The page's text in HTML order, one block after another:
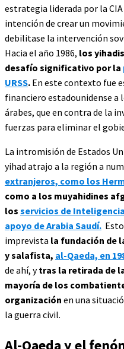
estrategia liderada por la
intención de crear un
debilitase la intervención
Hacia el año 1986, los
desafío significativo por la
URSS. En este contexto fue
financiero estadounidense
árabes, que en contra de la
fuerzas para eliminar el
La intromisión de Estados
yihad atrajo a la región a
extranjeros, como los
como a los muyahidines
los servicios de
apoyo de Arabia Saudí.
imprevista la fundación de
y salafista, al-Qaeda, en
de ahí, ytras la retirada de
mayoría de los
organización en una
la guerra civil.
Al-Qaeda y el